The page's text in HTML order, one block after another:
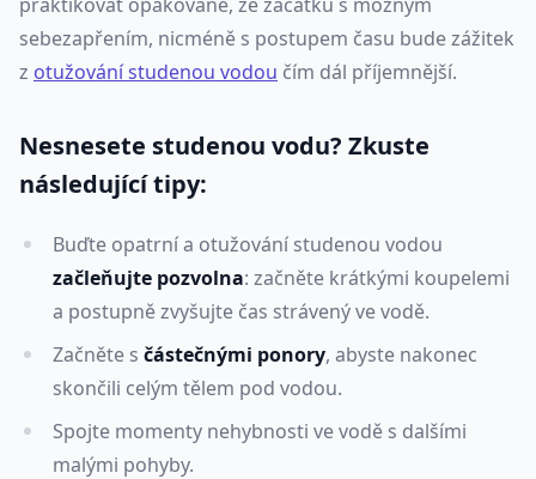
sebezapřením, nicméně s postupem času bude zážitek
z otužování studenou vodou čím dál příjemnější.
Nesnesete studenou vodu? Zkuste
následující tipy:
Buďte opatrní a otužování studenou vodou
začleňujte pozvolna: začněte krátkými koupelemi
a postupně zvyšujte čas strávený ve vodě.
Začněte s částečnými ponory, abyste nakonec
skončili celým tělem pod vodou.
Spojte momenty nehybnosti ve vodě s dalšími
malými pohyby.